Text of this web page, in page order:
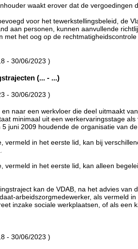
waakt erover dat de
voor het tewerkstellingsbeleid, de
aan personen, kunnen aanvullende
met het oog op de
- 30/06/2023 )
(... - ...)
- 30/06/2023 )
naar een werkvloer die deel uitmaakt
minimaal uit een werkervaringsstage
juni 2009 houdende de organisatie van
vermeld in het eerste lid, kan bij
vermeld in het eerste lid, kan alleen
kan de VDAB, na het advies
arbeidszorgmedewerker, als vermeld
inzake sociale werkplaatsen, of als
- 30/06/2023 )